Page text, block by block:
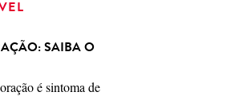
SAIBA O
é sintoma de